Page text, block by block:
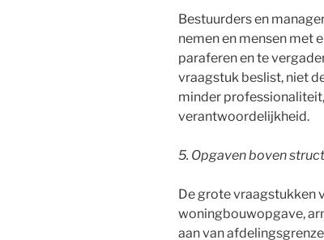
Bestuurders en
nemen en mensen met
paraferen en te
vraagstuk beslist, niet
minder
verantwoordelijkheid.
5. Opgaven boven
De grote vraagstukken
woningbouwopgave,
aan van